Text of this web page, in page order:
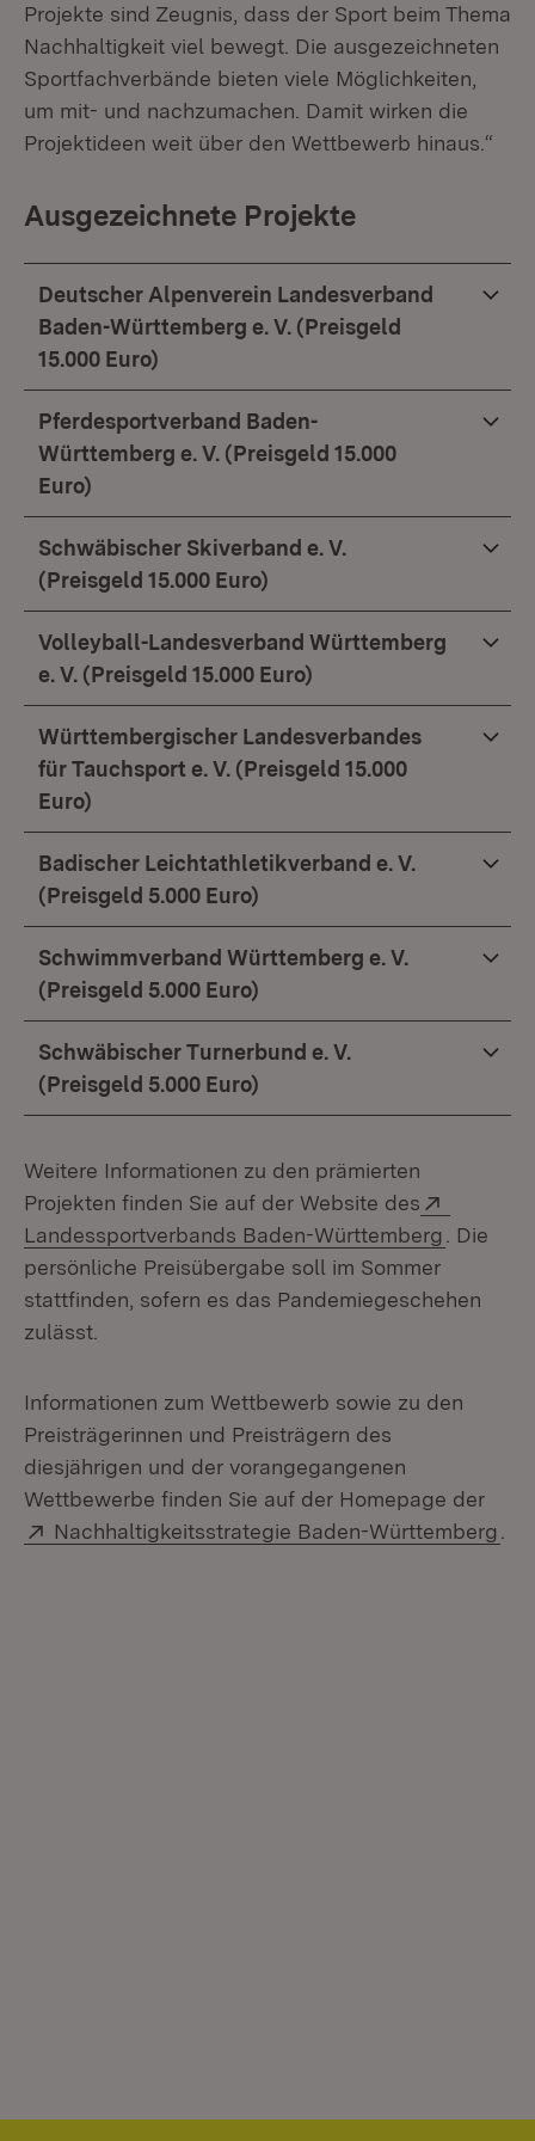
Projekte sind Zeugnis, dass der Sport beim Thema
Nachhaltigkeit viel bewegt. Die ausgezeichneten
Sportfachverbände bieten viele Möglichkeiten,
um mit- und nachzumachen. Damit wirken die
Projektideen weit über den Wettbewerb hinaus.“
Ausgezeichnete Projekte
Deutscher Alpenverein Landesverband
Baden-Württemberg e. V. (Preisgeld
15.000 Euro)
Pferdesportverband Baden-
Württemberg e. V. (Preisgeld 15.000
Euro)
Schwäbischer Skiverband e. V.
(Preisgeld 15.000 Euro)
Volleyball-Landesverband Württemberg
e. V. (Preisgeld 15.000 Euro)
Württembergischer Landesverbandes
für Tauchsport e. V. (Preisgeld 15.000
Euro)
Badischer Leichtathletikverband e. V.
(Preisgeld 5.000 Euro)
Schwimmverband Württemberg e. V.
(Preisgeld 5.000 Euro)
Schwäbischer Turnerbund e. V.
(Preisgeld 5.000 Euro)
Weitere Informationen zu den prämierten
Projekten finden Sie auf der Website des
Landessportverbands Baden-Württemberg (Öffnet
. Die
persönliche Preisübergabe soll im Sommer
stattfinden, sofern es das Pandemiegeschehen
zulässt.
Informationen zum Wettbewerb sowie zu den
Preisträgerinnen und Preisträgern des
diesjährigen und der vorangegangenen
Wettbewerbe finden Sie auf der Homepage der
Extern:
Nachhaltigkeitsstrategie Baden-Württemberg